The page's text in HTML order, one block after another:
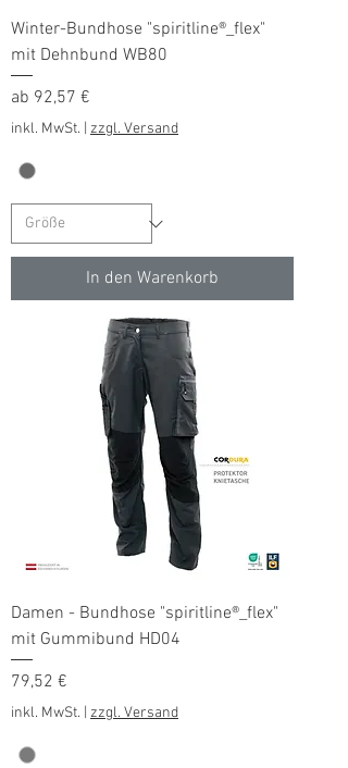
Winter-Bundhose "spiritline®_flex"
mit Dehnbund WB80
ab 92,57 €
Sale-Preis
inkl. MwSt. zzgl. Versand
In den Warenkorb
Damen - Bundhose "spiritline®_flex"
mit Gummibund HD04
Preis
79,52 €
inkl. MwSt. zzgl. Versand